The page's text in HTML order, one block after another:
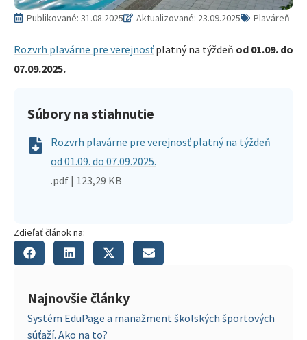
Publikované: 31.08.2025 Aktualizované: 23.09.2025 Plaváreň
Rozvrh plavárne pre verejnosť platný na týždeň od 01.09. do
07.09.2025.
Súbory na stiahnutie
Rozvrh plavárne pre verejnosť platný na týždeň
od 01.09. do 07.09.2025.
.pdf | 123,29 KB
Zdieľať článok na:
Najnovšie články
Systém EduPage a manažment školských športových
súťaží. Ako na to?